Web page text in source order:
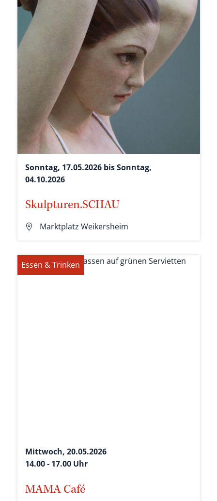
Sonntag, 17.05.2026 bis Sonntag,
04.10.2026
Skulpturen.SCHAU
Marktplatz Weikersheim
Essen & Trinken
Mittwoch, 20.05.2026
14.00 - 17.00 Uhr
MAMA Café